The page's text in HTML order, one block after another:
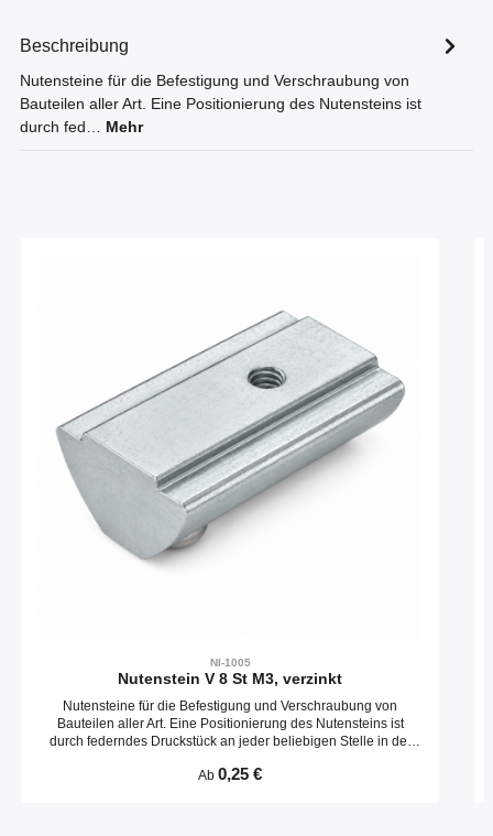
Beschreibung
Nutensteine für die Befestigung und Verschraubung von
Bauteilen aller Art. Eine Positionierung des Nutensteins ist
durch fed… Mehr
NI-1005
Nutenstein V 8 St M3, verzinkt
Nutensteine für die Befestigung und Verschraubung von
Bauteilen aller Art. Eine Positionierung des Nutensteins ist
durch federndes Druckstück an jeder beliebigen Stelle in der
Regulärer Preis:
Ab 0,25 €